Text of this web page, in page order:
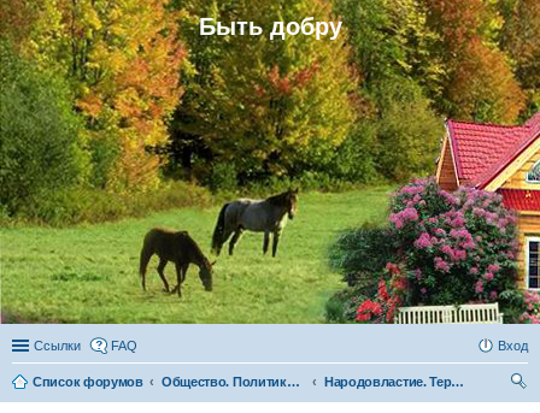
Быть добру
Ссылки FAQ Вход
Список форумов Общество. Политика. Экономика. Народовластие. Территориальные громады (общины)
Народовластие. Территориальные громады (общины). Народная (некоммерческая) экономика